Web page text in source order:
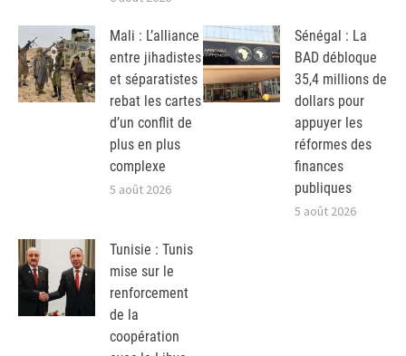
Mali : L’alliance
entre jihadistes
et séparatistes
rebat les cartes
d’un conflit de
plus en plus
complexe
5 août 2026
Sénégal : La
BAD débloque
35,4 millions de
dollars pour
appuyer les
réformes des
finances
publiques
5 août 2026
Tunisie : Tunis
mise sur le
renforcement
de la
coopération